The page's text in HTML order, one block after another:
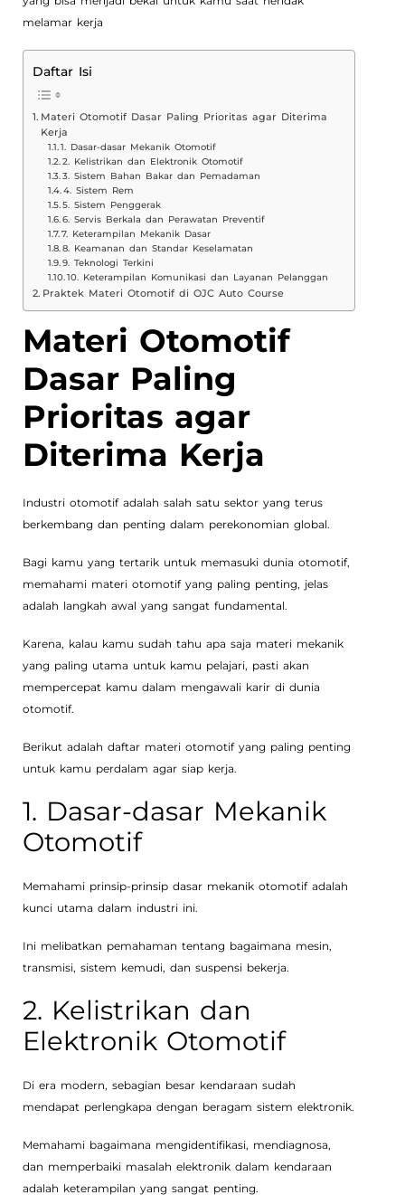
melamar kerja
Daftar Isi
Materi Otomotif Dasar Paling Prioritas agar Diterima
Kerja
1. Dasar-dasar Mekanik Otomotif
2. Kelistrikan dan Elektronik Otomotif
3. Sistem Bahan Bakar dan Pemadaman
4. Sistem Rem
5. Sistem Penggerak
6. Servis Berkala dan Perawatan Preventif
7. Keterampilan Mekanik Dasar
8. Keamanan dan Standar Keselamatan
9. Teknologi Terkini
10. Keterampilan Komunikasi dan Layanan Pelanggan
Praktek Materi Otomotif di OJC Auto Course
Materi Otomotif
Dasar Paling
Prioritas agar
Diterima Kerja
Industri otomotif adalah salah satu sektor yang terus
berkembang dan penting dalam perekonomian global.
Bagi kamu yang tertarik untuk memasuki dunia otomotif,
memahami materi otomotif yang paling penting, jelas
adalah langkah awal yang sangat fundamental.
Karena, kalau kamu sudah tahu apa saja materi mekanik
yang paling utama untuk kamu pelajari, pasti akan
mempercepat kamu dalam mengawali karir di dunia
otomotif.
Berikut adalah daftar materi otomotif yang paling penting
untuk kamu perdalam agar siap kerja.
1. Dasar-dasar Mekanik
Otomotif
Memahami prinsip-prinsip dasar mekanik otomotif adalah
kunci utama dalam industri ini.
Ini melibatkan pemahaman tentang bagaimana mesin,
transmisi, sistem kemudi, dan suspensi bekerja.
2. Kelistrikan dan
Elektronik Otomotif
Di era modern, sebagian besar kendaraan sudah
mendapat perlengkapa dengan beragam sistem elektronik.
Memahami bagaimana mengidentifikasi, mendiagnosa,
dan memperbaiki masalah elektronik dalam kendaraan
adalah keterampilan yang sangat penting.